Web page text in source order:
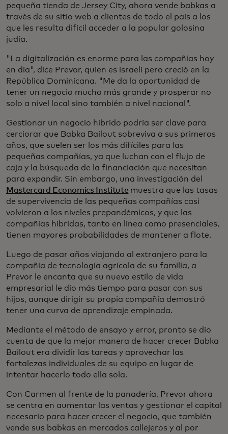
pequeña tienda de Jersey City, ahora vende babkas a
través de su sitio web a clientes de todo el país a los
que les resulta difícil acceder a la popular golosina
judía.
"La digitalización es enorme para las compañías hoy
en día", dice Prevor, quien es israelí pero creció en la
República Dominicana. "Me da la oportunidad de
tener un negocio mucho más grande y prosperar no
solo a nivel local sino también a nivel nacional".
Gestionar un negocio híbrido podría ser clave para
cerciorar que Babka Bailout sobreviva a sus primeros
años, que suelen ser los más difíciles para las
pequeñas compañías, ya que luchan con el flujo de
caja y la búsqueda de la financiación que necesitan
para expandir. Sin embargo, una investigación del
Mastercard Economics Institute muestra que las tasas
de supervivencia de las pequeñas compañías casi
volvieron a los niveles prepandémicos, y que las
compañías híbridas, tanto en línea como presenciales,
tienen mayores probabilidades de mantener a flote.
Luego de pasar años viajando al extranjero para la
compañía de tecnología agrícola de su familia, a
Prevor le encanta que su nuevo estilo de vida
empresarial le dio más tiempo para pasar con sus
hijos, aunque dirigir su propia compañía demostró
tener una curva de aprendizaje empinada.
Mediante el método de ensayo y error, pronto se dio
cuenta de que la mejor manera de hacer crecer Babka
Bailout era dividir las tareas y aprovechar las
fortalezas individuales de su equipo en lugar de
intentar hacerlo todo ella sola.
Con Carmen al frente de la panadería, Prevor ahora
se centra en aumentar las ventas y gestionar el capital
necesario para hacer crecer el negocio, que también
vende sus babkas en mercados callejeros y al por